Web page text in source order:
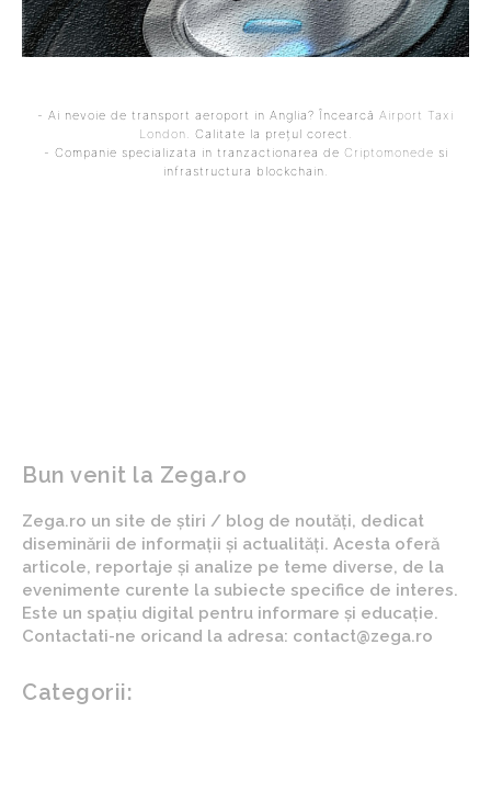
- Ai nevoie de transport aeroport in Anglia? Încearcă Airport Taxi
London . Calitate la prețul corect.
- Companie specializata in tranzactionarea de Criptomonede si
infrastructura blockchain.
Bun venit la Zega.ro
Zega.ro un site de știri / blog de noutăți, dedicat
diseminării de informații și actualități. Acesta oferă
articole, reportaje și analize pe teme diverse, de la
evenimente curente la subiecte specifice de interes.
Este un spațiu digital pentru informare și educație.
Contactati-ne oricand la adresa: contact@zega.ro
Categorii: